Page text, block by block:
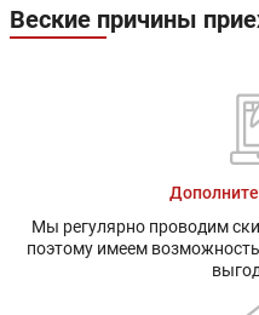
Веские причины
Мы регулярно проводим
поэтому имеем